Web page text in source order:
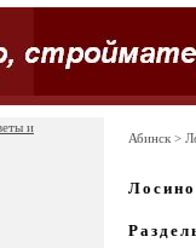
и
Абинск >